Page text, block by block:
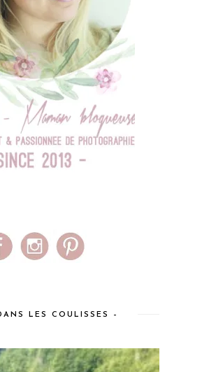
LES COULISSES –